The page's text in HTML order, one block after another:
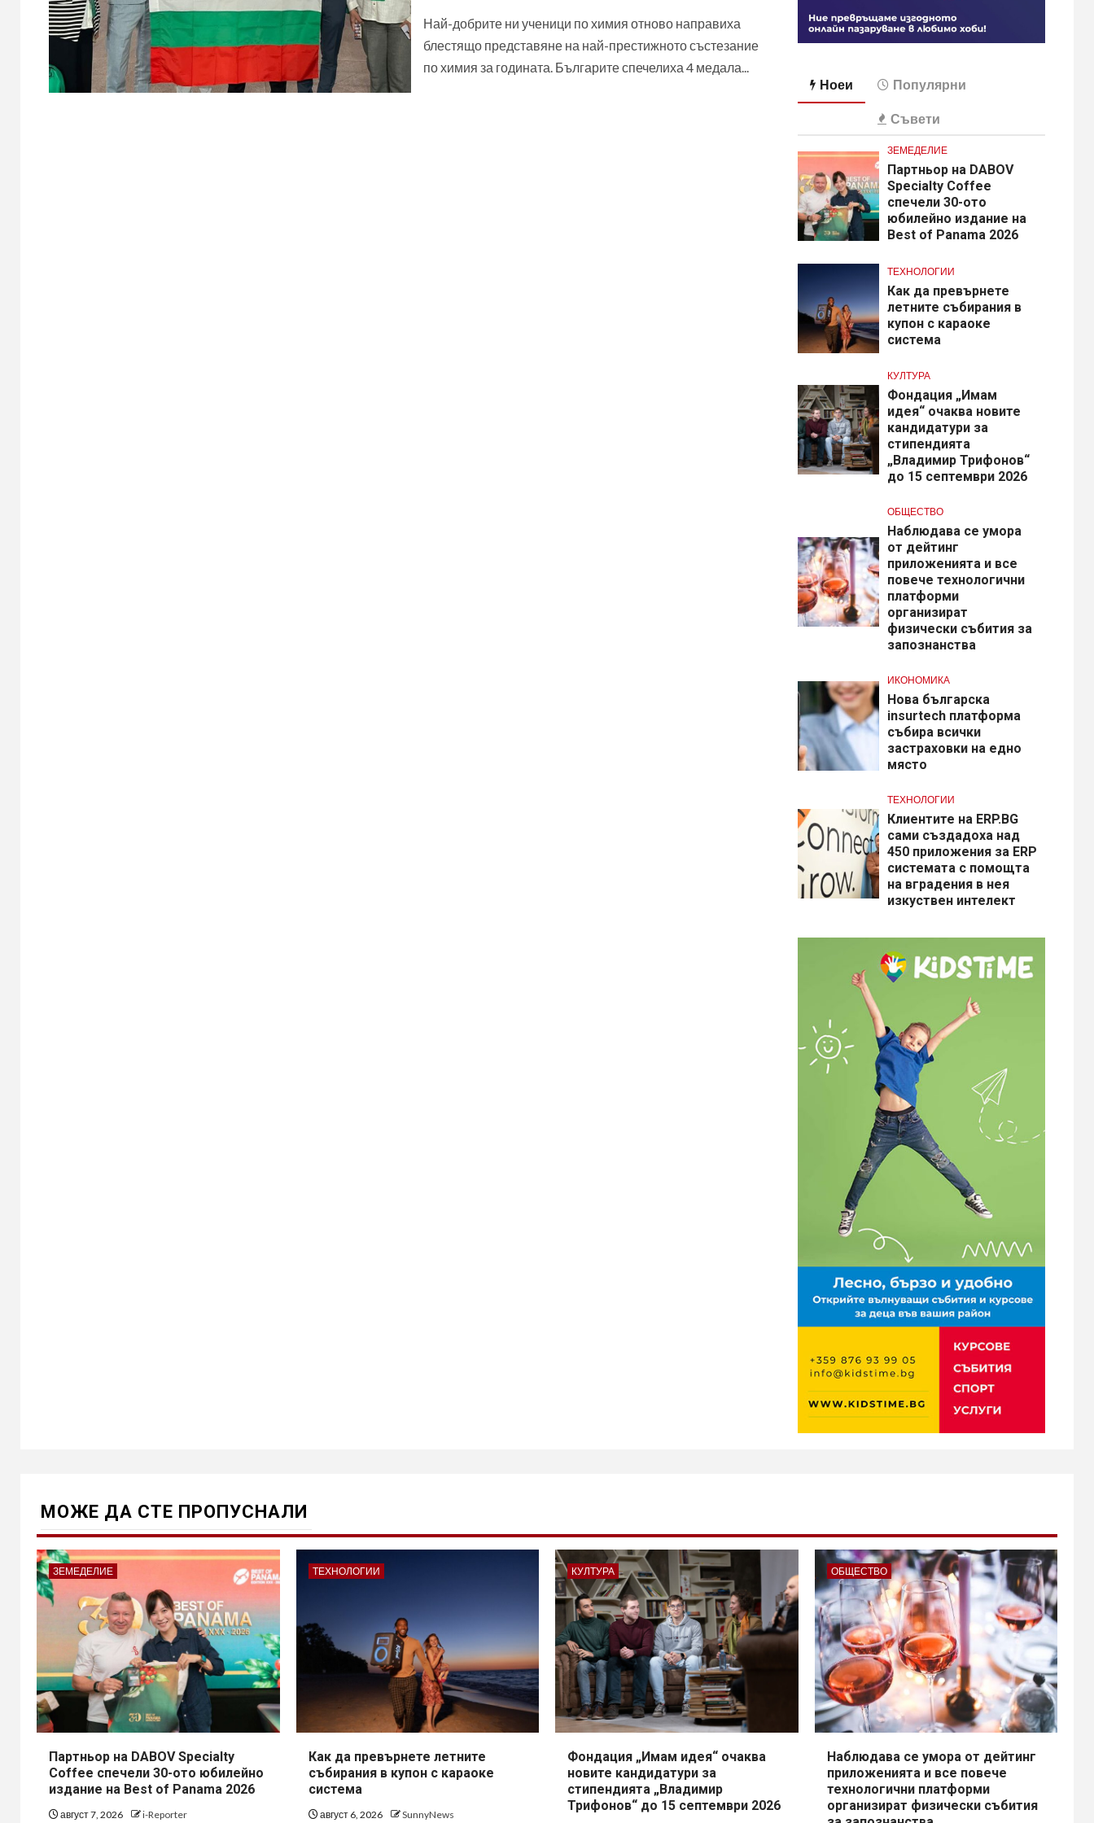
Най-добрите ни ученици по химия отново направиха
блестящо представяне на най-престижното състезание
по химия за годината. Българите спечелиха 4 медала...
Ноеи
Популярни
Съвети
ЗЕМЕДЕЛИЕ
Партньор на DABOV
Specialty Coffee
спечели 30-ото
юбилейно издание на
Best of Panama 2026
ТЕХНОЛОГИИ
Как да превърнете
летните събирания в
купон с караоке
система
КУЛТУРА
Фондация „Имам
идея“ очаква новите
кандидатури за
стипендията
„Владимир Трифонов“
до 15 септември 2026
ОБЩЕСТВО
Наблюдава се умора
от дейтинг
приложенията и все
повече технологични
платформи
организират
физически събития за
запознанства
ИКОНОМИКА
Нова българска
insurtech платформа
събира всички
застраховки на едно
място
ТЕХНОЛОГИИ
Клиентите на ERP.BG
сами създадоха над
450 приложения за ERP
системата с помощта
на вградения в нея
изкуствен интелект
МОЖE ДА СТЕ ПРОПУСНАЛИ
ЗЕМЕДЕЛИЕ
Партньор на DABOV Specialty
Coffee спечели 30-ото юбилейно
издание на Best of Panama 2026
август 7, 2026 i-Reporter
ТЕХНОЛОГИИ
Как да превърнете летните
събирания в купон с караоке
система
август 6, 2026 SunnyNews
КУЛТУРА
Фондация „Имам идея“ очаква
новите кандидатури за
стипендията „Владимир
Трифонов“ до 15 септември 2026
ОБЩЕСТВО
Наблюдава се умора от дейтинг
приложенията и все повече
технологични платформи
организират физически събития